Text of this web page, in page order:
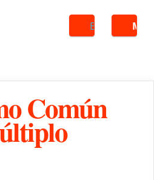
Buscar
Común